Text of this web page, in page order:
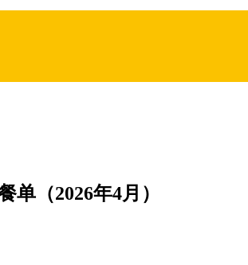
（2026年4月）